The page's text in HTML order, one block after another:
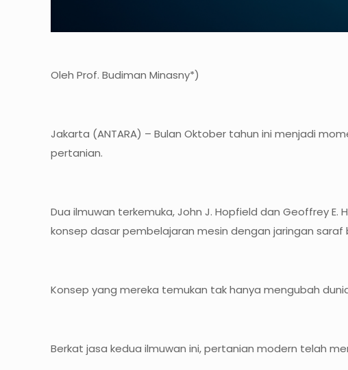
Oleh Prof. Budiman Minasny*)
Jakarta (ANTARA) – Bulan Oktober tahun ini menjadi
pertanian.
Dua ilmuwan terkemuka, John J. Hopfield dan Geoffrey
konsep dasar pembelajaran mesin dengan jaringan saraf
Konsep yang mereka temukan tak hanya mengubah
Berkat jasa kedua ilmuwan ini, pertanian modern telah